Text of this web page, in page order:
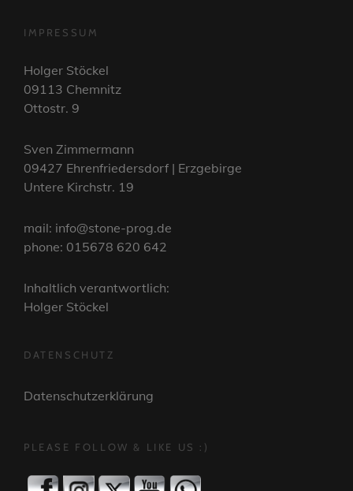
IMPRESSUM
Holger Stöckel
09113 Chemnitz
Ottostr. 9
Sven Zimmermann
09427 Ehrenfriedersdorf | Erzgebirge
Untere Kirchstr. 19
mail: info@stone-prog.de
phone: 015678 620 642
Inhaltlich verantwortlich:
Holger Stöckel
DATENSCHUTZ
Datenschutzerklärung
PLEASE FOLLOW & LIKE US :)